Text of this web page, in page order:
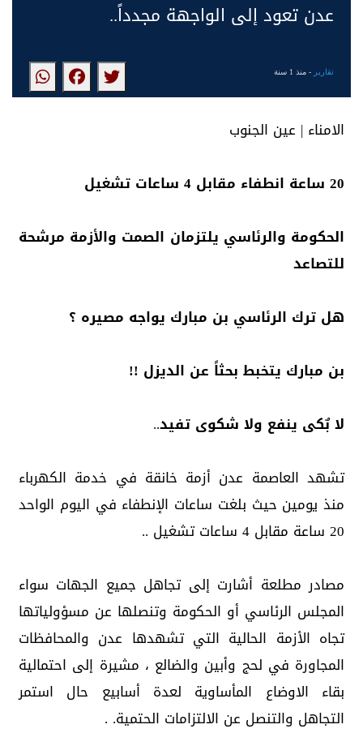
عدن تعود إلى الواجهة مجدداً..
تقارير - منذ 1 سنة
الامناء | عين الجنوب
20 ساعة انطفاء مقابل 4 ساعات تشغيل
الحكومة والرئاسي يلتزمان الصمت والأزمة مرشحة
للتصاعد
هل ترك الرئاسي بن مبارك يواجه مصيره ؟
بن مبارك يتخبط بحثاً عن الديزل !!
لا بٌكى ينفع ولا شكوى تفيد..
تشهد العاصمة عدن أزمة خانقة في خدمة الكهرباء
منذ يومين حيث بلغت ساعات الإنطفاء في اليوم الواحد
20 ساعة مقابل 4 ساعات تشغيل ..
مصادر مطلعة أشارت إلى تجاهل جميع الجهات سواء
المجلس الرئاسي أو الحكومة وتنصلها عن مسؤولياتها
تجاه الأزمة الحالية التي تشهدها عدن والمحافظات
المجاورة في لحج وأبين والضالع ، مشيرة إلى احتمالية
بقاء الاوضاع المأساوية لعدة أسابيع حال استمر
التجاهل والتنصل عن الالتزامات الحتمية. .